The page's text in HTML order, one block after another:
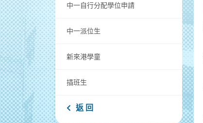
中一自行分配學位申請
中一派位生
新來港學童
插班生
返 回